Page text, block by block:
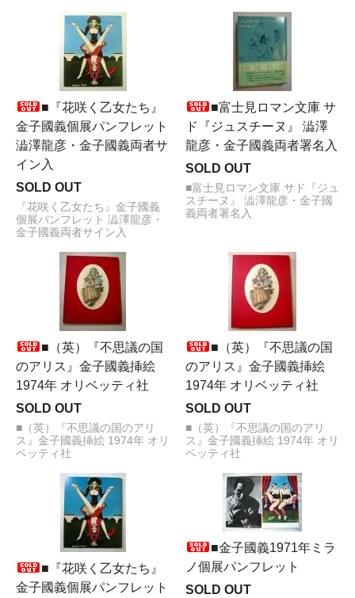
■『花咲く乙女たち』
金子國義個展パンフレット
澁澤龍彦・金子國義両者サ
イン入
SOLD OUT
『花咲く乙女たち』金子國義
個展パンフレット 澁澤龍彦・
金子國義両者サイン入
■富士見ロマン文庫 サ
ド『ジュスチーヌ』 澁澤
龍彦・金子國義両者署名入
SOLD OUT
■富士見ロマン文庫 サド『ジュ
スチーヌ』 澁澤龍彦・金子國
義両者署名入
■（英）『不思議の国
のアリス』金子國義挿絵
1974年 オリベッティ社
SOLD OUT
■（英）『不思議の国のアリ
ス』金子國義挿絵 1974年 オリ
ベッティ社
■（英）『不思議の国
のアリス』金子國義挿絵
1974年 オリベッティ社
SOLD OUT
■（英）『不思議の国のアリ
ス』金子國義挿絵 1974年 オリ
ベッティ社
■『花咲く乙女たち』
金子國義個展パンフレット
■金子國義1971年ミラ
ノ個展パンフレット
SOLD OUT